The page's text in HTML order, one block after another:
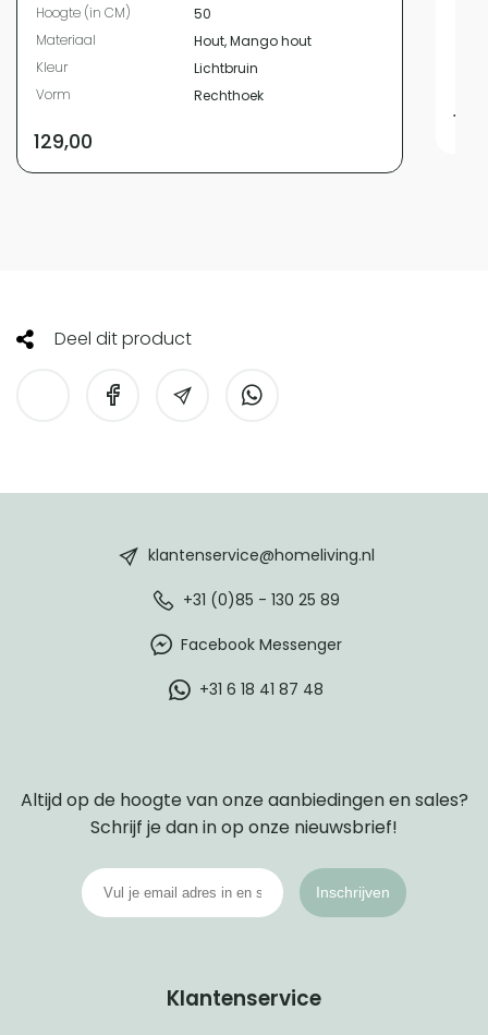
Hoogte (in CM)
50
Materiaal
Hout, Mango hout
Kleur
Lichtbruin
Vorm
Rechthoek
129,00
Deel dit product
klantenservice@homeliving.nl
+31 (0)85 - 130 25 89
Facebook Messenger
+31 6 18 41 87 48
Altijd op de hoogte van onze aanbiedingen en sales?
Schrijf je dan in op onze nieuwsbrief!
Inschrijven
Klantenservice